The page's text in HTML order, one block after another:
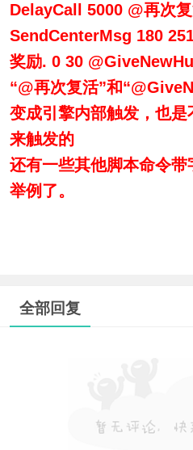
DelayCall 5000 @再次
SendCenterMsg 180
奖励. 0 30
“@再次复活”和
变成引擎内部触发，也
来触发的
还有一些其他脚本命令
举例了。
全部回复